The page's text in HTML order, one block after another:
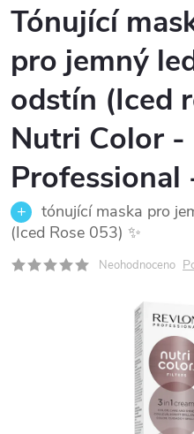
Tónující
pro jemný
odstín (Iced
Nutri Color -
Professional
tónující maska pro
(Iced Rose 053) ✨
Neohodnoceno